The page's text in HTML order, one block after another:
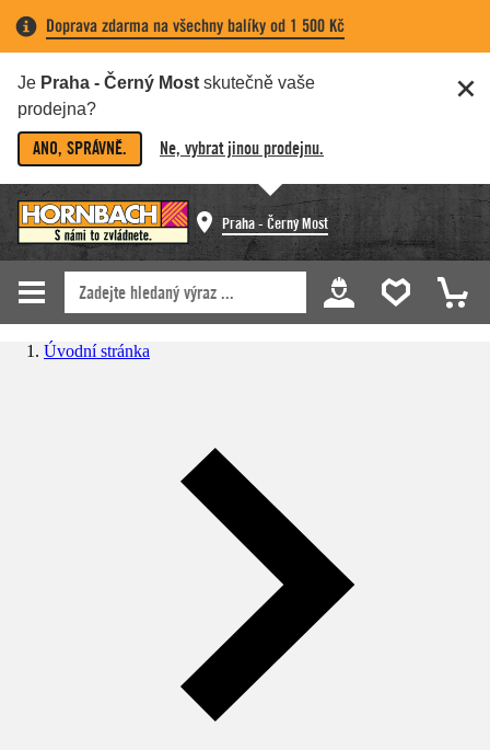
Doprava zdarma na všechny balíky od 1 500 Kč
Je Praha - Černý Most skutečně vaše
prodejna?
ANO, SPRÁVNĚ. Ne, vybrat jinou prodejnu.
Praha - Černý Most
Úvodní stránka